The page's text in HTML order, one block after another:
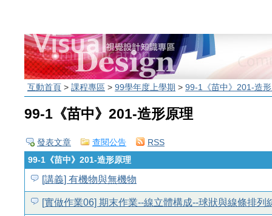
互動首頁 > 課程專區 > 99學年度上學期 > 99-1《苗中》201-造
99-1《苗中》201-造形原理
發表文章 查閱公告
RSS
99-1《苗中》201-造形原理
[講義] 有機物與無機物
[實做作業06] 期末作業--線立體構成--球狀與線條排列